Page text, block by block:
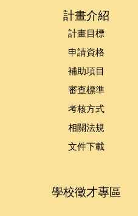
計畫介紹
計畫目標
申請資格
補助項目
審查標準
考核方式
相關法規
文件下載
學校徵才專區